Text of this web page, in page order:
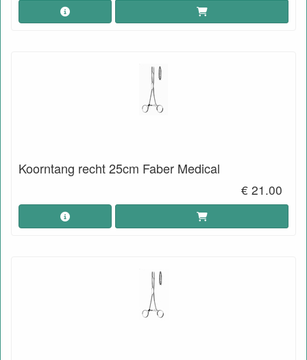
Koorntang recht 25cm Faber Medical
€ 21.00